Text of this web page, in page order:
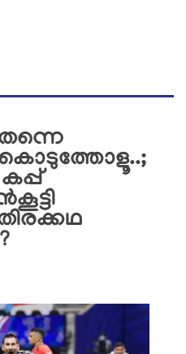
കൊടുത്തോളൂ..;